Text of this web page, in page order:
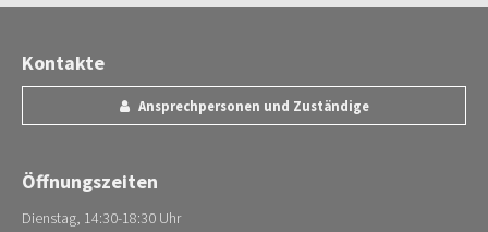
Kontakte
Ansprechpersonen und Zuständige
Öffnungszeiten
Dienstag, 14:30-18:30 Uhr